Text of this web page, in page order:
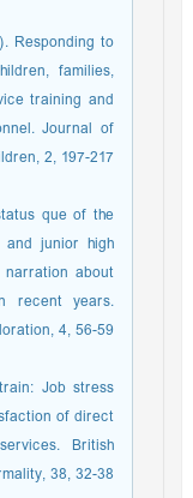
Responding to
families,
training and
Journal of
2, 197-217.
que of the
and junior high
narration about
recent years.
4, 56-59.
Job stress
of direct
British
38, 32-38.